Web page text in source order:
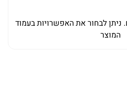
לבחור את האפשרויות בעמוד
המוצר